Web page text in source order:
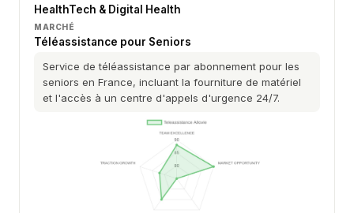
HealthTech & Digital Health
MARCHÉ
Téléassistance pour Seniors
Service de téléassistance par abonnement pour les
seniors en France, incluant la fourniture de matériel
et l'accès à un centre d'appels d'urgence 24/7.